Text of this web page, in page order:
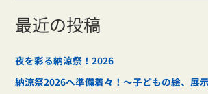
索
対
:
最近の投稿
夜を彩る納涼祭！2026
納涼祭2026へ準備着々！～子どもの絵、展